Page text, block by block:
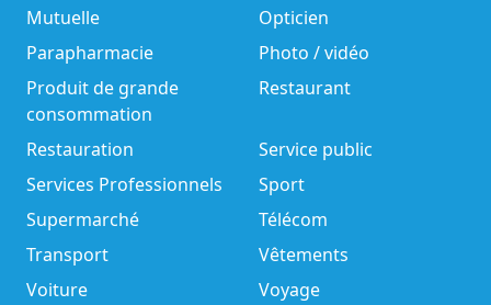
Mutuelle
Opticien
Parapharmacie
Photo / vidéo
Produit de grande
consommation
Restaurant
Restauration
Service public
Services Professionnels
Sport
Supermarché
Télécom
Transport
Vêtements
Voiture
Voyage